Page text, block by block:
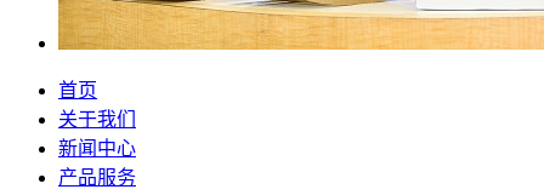
首页
关于我们
新闻中心
产品服务